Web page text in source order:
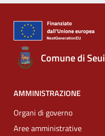
Comune di Seui
AMMINISTRAZIONE
Organi di governo
Aree amministrative